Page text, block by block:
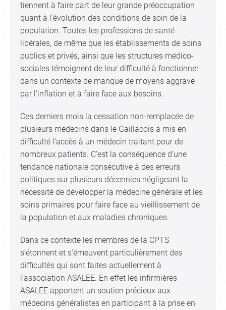
tiennent à faire part de leur grande préoccupation
quant à l’évolution des conditions de soin de la
population. Toutes les professions de santé
libérales, de même que les établissements de soins
publics et privés, ainsi que les structures médico-
sociales témoignent de leur difficulté à fonctionner
dans un contexte de manque de moyens aggravé
par l’inflation et à faire face aux besoins.
Ces derniers mois la cessation non-remplacée de
plusieurs médecins dans le Gaillacois a mis en
difficulté l’accès à un médecin traitant pour de
nombreux patients. C’est la conséquence d’une
tendance nationale consécutive à des erreurs
politiques sur plusieurs décennies négligeant la
nécessité de développer la médecine générale et les
soins primaires pour faire face au vieillissement de
la population et aux maladies chroniques.
Dans ce contexte les membres de la CPTS
s’étonnent et s’émeuvent particulièrement des
difficultés qui sont faites actuellement à
l’association ASALEE. En effet les infirmières
ASALEE apportent un soutien précieux aux
médecins généralistes en participant à la prise en